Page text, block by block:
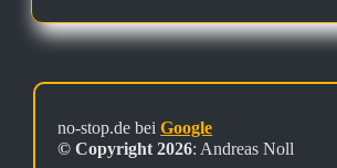
no-stop.de beiGoogle
© Copyright 2026: Andreas Noll